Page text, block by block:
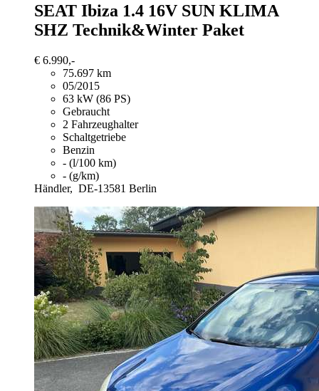
SEAT Ibiza 1.4 16V SUN KLIMA
SHZ Technik&Winter Paket
€ 6.990,-
75.697 km
05/2015
63 kW (86 PS)
Gebraucht
2 Fahrzeughalter
Schaltgetriebe
Benzin
- (l/100 km)
- (g/km)
Händler, DE-13581 Berlin